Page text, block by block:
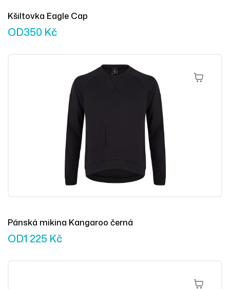
Kšiltovka Eagle Cap
OD350 Kč
Výběr
Pánská mikina Kangaroo černá
OD1 225 Kč
Výběr